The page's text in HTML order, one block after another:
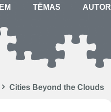
TĒMAS AUTORI
Cities Beyond the Clouds